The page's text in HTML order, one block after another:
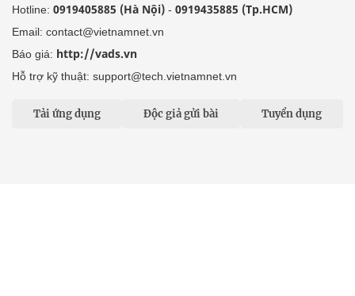
Hotline: 0919405885 (Hà Nội) - 0919435885 (Tp.HCM)
Email: contact@vietnamnet.vn
Báo giá: http://vads.vn
Hỗ trợ kỹ thuật: support@tech.vietnamnet.vn
Tải ứng dụng Độc giả gửi bài Tuyển dụng